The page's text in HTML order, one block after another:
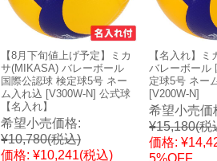
【8月下旬値上げ予定】ミカ
サ(MIKASA) バレーボール
国際公認球 検定球5号 ネー
ム入れ込 [V300W-N] 公式球
【名入れ】
希望小売価格:
¥10,780(税込)
価格: ¥10,241(税込)
【名入れ】
バレーボール
定球5号 ネー
[V200W-N]
希望小売価
¥15,180(税
価格:
5%OFF